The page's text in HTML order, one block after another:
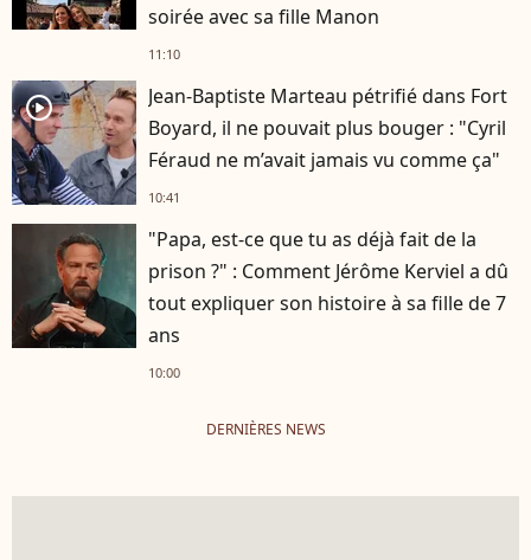
soirée avec sa fille Manon
11:10
player2
Jean-Baptiste Marteau pétrifié dans Fort
Boyard, il ne pouvait plus bouger : "Cyril
Féraud ne m’avait jamais vu comme ça"
10:41
"Papa, est-ce que tu as déjà fait de la
prison ?" : Comment Jérôme Kerviel a dû
tout expliquer son histoire à sa fille de 7
ans
10:00
DERNIÈRES NEWS